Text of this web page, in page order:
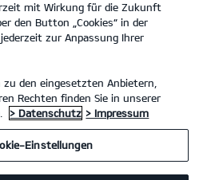
mit Wirkung für die Zukunft
den Button „Cookies“ in der
zur Anpassung Ihrer
den eingesetzten Anbietern,
Rechten finden Sie in unserer
> Datenschutz > Impressum
Einstellungen